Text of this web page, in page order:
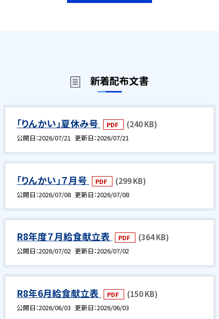
新着配布文書
「りんかい」夏休み号 PDF (240 KB)
公開日 2026/07/21 更新日 2026/07/21
「りんかい」７月号 PDF (299 KB)
公開日 2026/07/08 更新日 2026/07/08
R8年度７月給食献立表 PDF (364 KB)
公開日 2026/07/02 更新日 2026/07/02
R8年6月給食献立表 PDF (150 KB)
公開日 2026/06/03 更新日 2026/06/03